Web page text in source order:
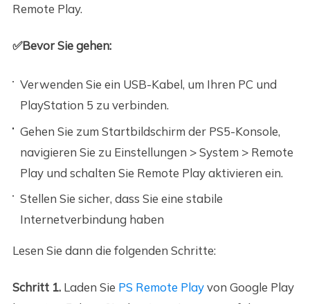
Remote Play.
✅Bevor Sie gehen:
Verwenden Sie ein USB-Kabel, um Ihren PC und
PlayStation 5 zu verbinden.
Gehen Sie zum Startbildschirm der PS5-Konsole,
navigieren Sie zu Einstellungen > System > Remote
Play und schalten Sie Remote Play aktivieren ein.
Stellen Sie sicher, dass Sie eine stabile
Internetverbindung haben
Lesen Sie dann die folgenden Schritte:
Schritt 1.Laden Sie PS Remote Playvon Google Play